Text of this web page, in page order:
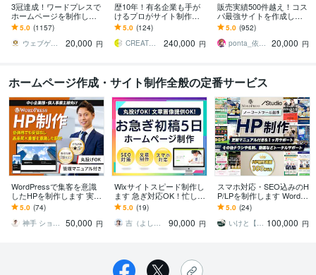
3冠達成！ワードプレスで
ホームページを制作しま
す WEB制作＆デザイン部
門1位（販売数・評価数・
お気に入り数）
5.0 (1157)
ウェブゲート
20,000 円
歴10年！有名企業も手が
けるプロがサイト制作し
ます 初心者でも安心★ヒ
アリング重視・要望に沿
って柔軟に対応可能
5.0 (124)
CREATORSZERO
240,000 円
販売実績500件越え！コス
パ最強サイトを作成しま
す 起業、副業、ブログ！
WPで更新楽々！オリジナ
ルデザイン可能
5.0 (952)
ponta_依頼多数のため返信遅れます
20,000 円
ホームページ作成・サイト制作全般の定番サービス
WordPressで集客を意識
したHPを制作します 実績
豊富で安心！丸投げOKで
高品質に仕上げます
5.0 (74)
神手 ショウイチ｜高品質HP制作
50,000 円
Wixサイトスピード制作し
ます 急ぎ対応OK！忙しい
方のためのサイト制作
5.0 (19)
吉（よし）｜Wix公認パートナー
90,000 円
スマホ対応・SEO込みのH
P/LPを制作します WordPr
ess/Studio/Wix など丸ごと
お任せ！
5.0 (24)
いけと【デザインスタジオ LOCAL】 100,000 円